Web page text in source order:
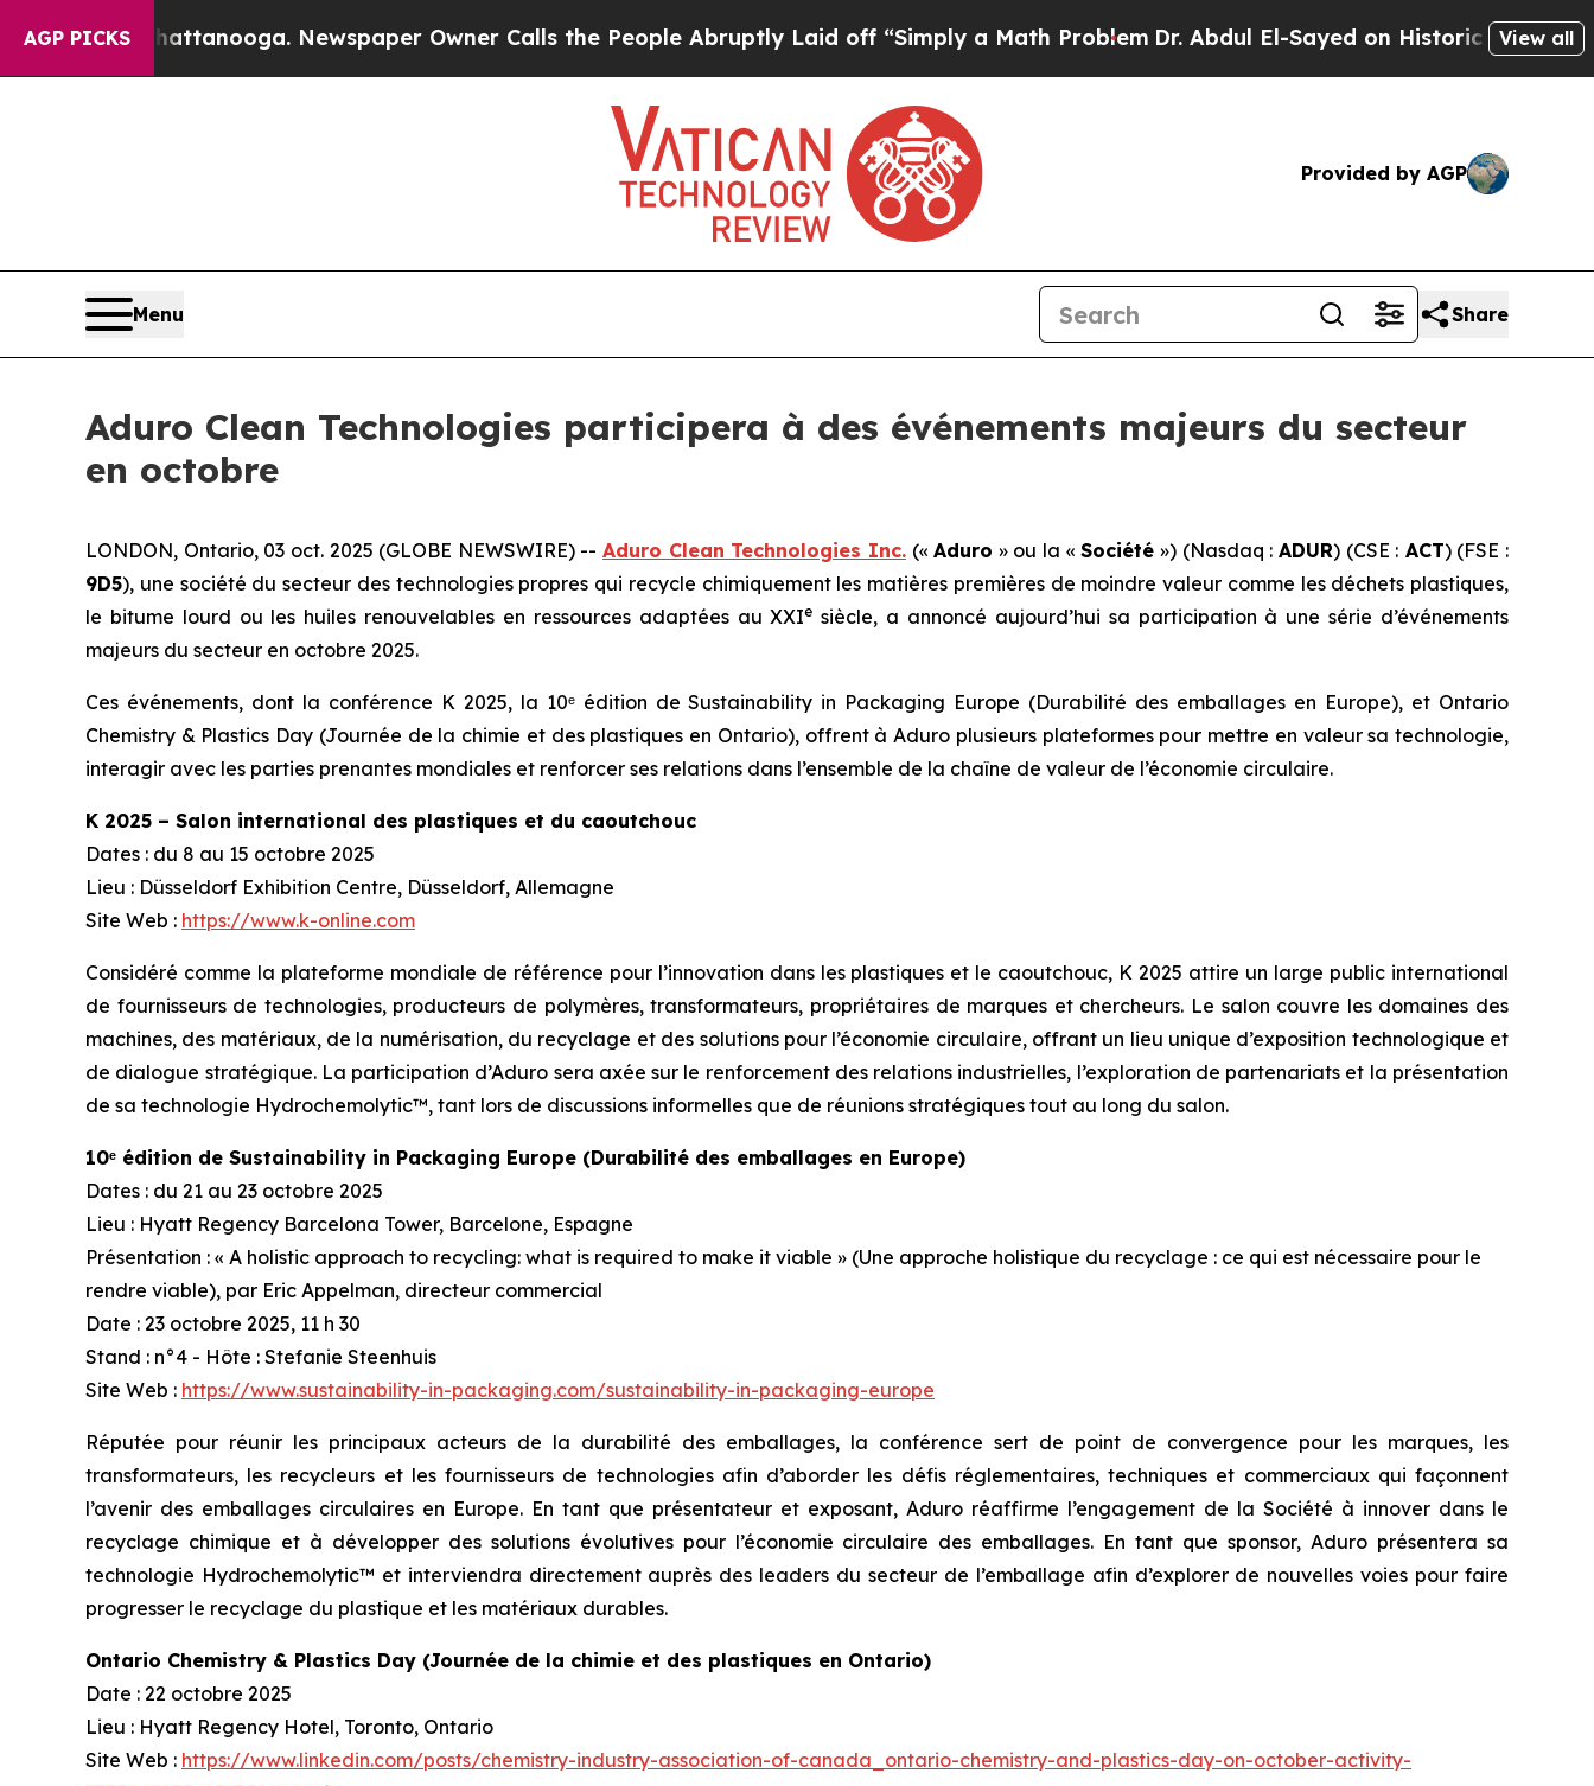
AGP PICKS
Chattanooga. Newspaper Owner Calls the People Abruptly Laid off “Simply a Math Problem Dr. Abdul El-Sayed on Historic Michigan Win:View all
Provided by AGP
Menu Share
Aduro Clean Technologies participera à des événements majeurs du secteur
en octobre
LONDON, Ontario, 03 oct. 2025 (GLOBE NEWSWIRE) --Aduro Clean Technologies Inc.(«Aduro » ou la «Société ») (Nasdaq : ADUR) (CSE : ACT) (FSE :
9D5), une société du secteur des technologies propres qui recycle chimiquement les matières premières de moindre valeur comme les déchets plastiques,
le bitume lourd ou les huiles renouvelables en ressources adaptées au XXIe siècle, a annoncé aujourd’hui sa participation à une série d’événements
majeurs du secteur en octobre 2025.
Ces événements, dont la conférence K 2025, la 10ᵉ édition de Sustainability in Packaging Europe (Durabilité des emballages en Europe), et Ontario
Chemistry & Plastics Day (Journée de la chimie et des plastiques en Ontario), offrent à Aduro plusieurs plateformes pour mettre en valeur sa technologie,
interagir avec les parties prenantes mondiales et renforcer ses relations dans l’ensemble de la chaîne de valeur de l’économie circulaire.
K 2025 – Salon international des plastiques et du caoutchouc
Dates : du 8 au 15 octobre 2025
Lieu : Düsseldorf Exhibition Centre, Düsseldorf, Allemagne
Site Web : https://www.k-online.com
Considéré comme la plateforme mondiale de référence pour l’innovation dans les plastiques et le caoutchouc, K 2025 attire un large public international
de fournisseurs de technologies, producteurs de polymères, transformateurs, propriétaires de marques et chercheurs. Le salon couvre les domaines des
machines, des matériaux, de la numérisation, du recyclage et des solutions pour l’économie circulaire, offrant un lieu unique d’exposition technologique et
de dialogue stratégique. La participation d’Aduro sera axée sur le renforcement des relations industrielles, l’exploration de partenariats et la présentation
de sa technologie Hydrochemolytic™, tant lors de discussions informelles que de réunions stratégiques tout au long du salon.
10ᵉ édition de Sustainability in Packaging Europe (Durabilité des emballages en Europe)
Dates : du 21 au 23 octobre 2025
Lieu : Hyatt Regency Barcelona Tower, Barcelone, Espagne
Présentation : « A holistic approach to recycling: what is required to make it viable » (Une approche holistique du recyclage : ce qui est nécessaire pour le
rendre viable), par Eric Appelman, directeur commercial
Date : 23 octobre 2025, 11 h 30
Stand : n°4 - Hôte : Stefanie Steenhuis
Site Web : https://www.sustainability-in-packaging.com/sustainability-in-packaging-europe
Réputée pour réunir les principaux acteurs de la durabilité des emballages, la conférence sert de point de convergence pour les marques, les
transformateurs, les recycleurs et les fournisseurs de technologies afin d’aborder les défis réglementaires, techniques et commerciaux qui façonnent
l’avenir des emballages circulaires en Europe. En tant que présentateur et exposant, Aduro réaffirme l’engagement de la Société à innover dans le
recyclage chimique et à développer des solutions évolutives pour l’économie circulaire des emballages. En tant que sponsor, Aduro présentera sa
technologie Hydrochemolytic™ et interviendra directement auprès des leaders du secteur de l’emballage afin d’explorer de nouvelles voies pour faire
progresser le recyclage du plastique et les matériaux durables.
Ontario Chemistry & Plastics Day (Journée de la chimie et des plastiques en Ontario)
Date : 22 octobre 2025
Lieu : Hyatt Regency Hotel, Toronto, Ontario
Site Web : https://www.linkedin.com/posts/chemistry-industry-association-of-canada_ontario-chemistry-and-plastics-day-on-october-activity-